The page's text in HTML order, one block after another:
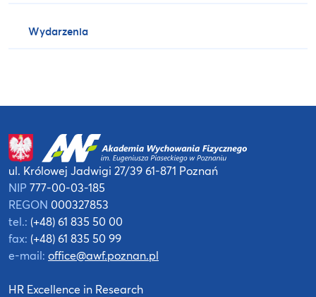
Wydarzenia
ul. Królowej Jadwigi 27/3961-871 Poznań
NIP 777-00-03-185
REGON 000327853
tel.: (+48) 61 835 50 00
fax: (+48) 61 835 50 99
e-mail: office@awf.poznan.pl
HR Excellence in Research